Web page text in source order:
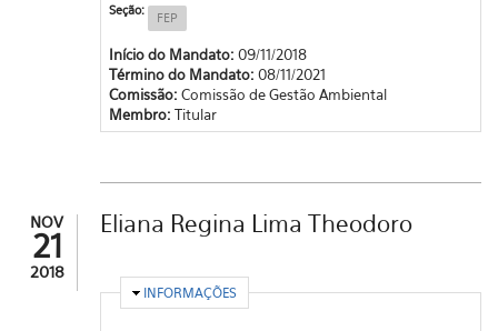
Seção: FEP
Início do Mandato: 09/11/2018
Término do Mandato: 08/11/2021
Comissão: Comissão de Gestão Ambiental
Membro: Titular
NOV
21
2018
Eliana Regina Lima Theodoro
OCULTAR
INFORMAÇÕES